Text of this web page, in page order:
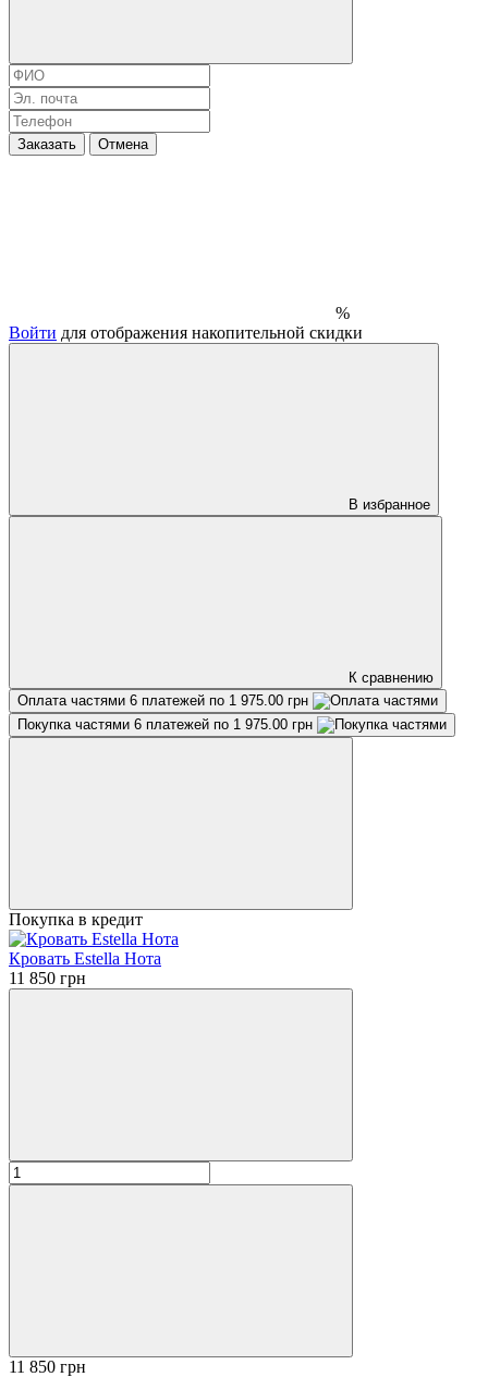
Заказать Отмена
%
Войти для отображения накопительной скидки
В избранное
К сравнению
Оплата частями 6 платежей по 1 975.00 грн
Покупка частями 6 платежей по 1 975.00 грн
Покупка в кредит
Кровать Estella Нота
11 850 грн
11 850 грн